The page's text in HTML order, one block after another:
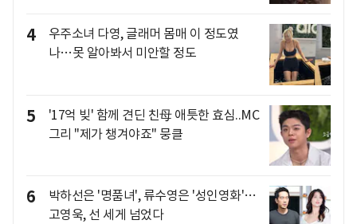
4
우주소녀 다영, 글래머 몸매 이 정도였
나…못 알아봐서 미안할 정도
5
'17억 빚' 함께 견딘 친母 애틋한 효심..MC
그리 "제가 챙겨야죠" 뭉클
6
박하선은 '명품녀', 류수영은 '성인영화'…
고영욱, 선 세게 넘었다